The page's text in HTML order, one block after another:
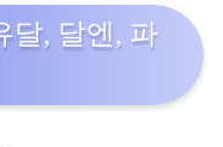
달, 달엔, 파